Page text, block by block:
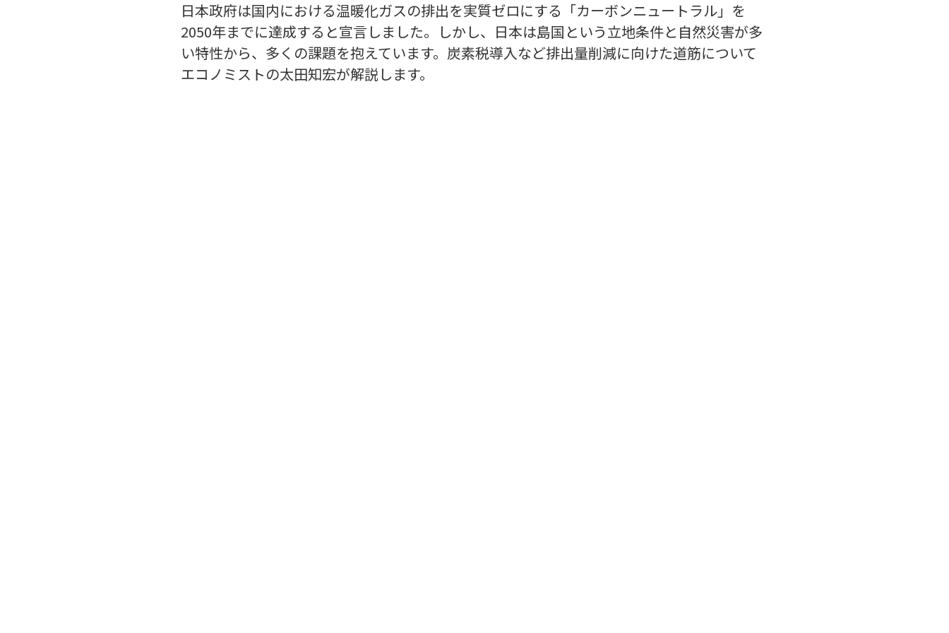
日本政府は国内における温暖化ガスの排出を実質ゼロにする「カーボンニュートラル」を
2050年までに達成すると宣言しました。しかし、日本は島国という立地条件と自然災害が多
い特性から、多くの課題を抱えています。炭素税導入など排出量削減に向けた道筋について
エコノミストの太田知宏が解説します。